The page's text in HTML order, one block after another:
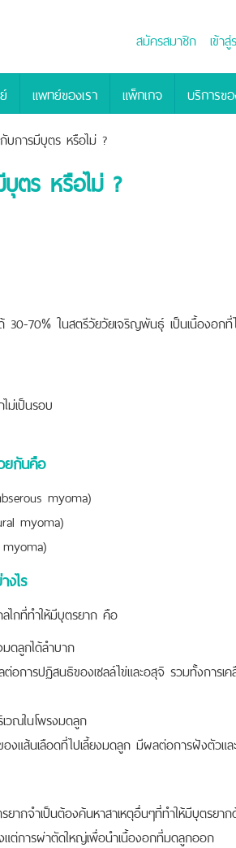
สมัครสมาชิก เข้า
แพทย์ของเรา แพ็กเกจ บริการขอ
การมีบุตร หรือไม่ ?
ตร หรือไม่ ?
70% ในสตรีวัยวัยเจริญพันธุ์ เป็นเนื้องอกที่
ม่เป็นรอบ
กันคือ
myoma)
myoma)
ไร
กที่ทำให้มีบุตรยาก คือ
ดลูกได้ลำบาก
การปฏิสนธิของเซลล์ไข่และอสุจิ รวมทั้งการเ
วณในโพรงมดลูก
องแส้นเลือดที่ไปเลี้ยงมดลูก มีผลต่อการฝังตัวแ
จำเป็นต้องค้นหาสาเหตุอื่นๆที่ทำให้มีบุตรยา
ารผ่าตัดใหญ่เพื่อนำเนื้องอกที่มดลูกออ